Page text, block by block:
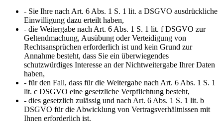
- Sie Ihre nach Art. 6 Abs. 1 S. 1 lit. a DSGVO ausdrückliche
Einwilligung dazu erteilt haben,
- die Weitergabe nach Art. 6 Abs. 1 S. 1 lit. f DSGVO zur
Geltendmachung, Ausübung oder Verteidigung von
Rechtsansprüchen erforderlich ist und kein Grund zur
Annahme besteht, dass Sie ein überwiegendes
schutzwürdiges Interesse an der Nichtweitergabe Ihrer Daten
haben,
- für den Fall, dass für die Weitergabe nach Art. 6 Abs. 1 S. 1
lit. c DSGVO eine gesetzliche Verpflichtung besteht,
- dies gesetzlich zulässig und nach Art. 6 Abs. 1 S. 1 lit. b
DSGVO für die Abwicklung von Vertragsverhältnissen mit
Ihnen erforderlich ist.